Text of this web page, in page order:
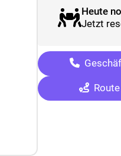
Heute
Jetzt